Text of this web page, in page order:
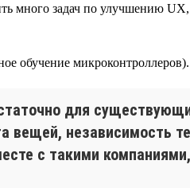
задач по улучшению
обучение микроконтроллеров).
для
вещей, независимость
с такими